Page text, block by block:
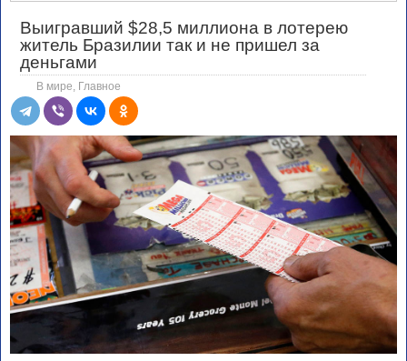
Выигравший $28,5 миллиона в лотерею
житель Бразилии так и не пришел за
деньгами
В мире Главное